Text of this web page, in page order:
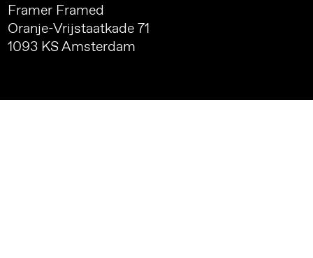
Framer Framed
Oranje-Vrijstaatkade 71
1093 KS Amsterdam